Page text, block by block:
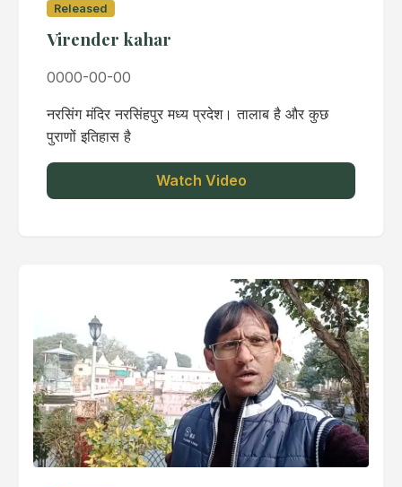
Released
Virender kahar
0000-00-00
नरसिंग मंदिर नरसिंहपुर मध्य प्रदेश। तालाब है और कुछ
पुराणों इतिहास है
Watch Video